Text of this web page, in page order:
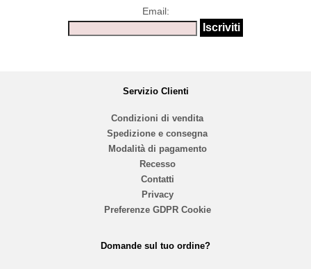
Email:
Servizio Clienti
Condizioni di vendita
Spedizione e consegna
Modalità di pagamento
Recesso
Contatti
Privacy
Preferenze GDPR Cookie
Domande sul tuo ordine?